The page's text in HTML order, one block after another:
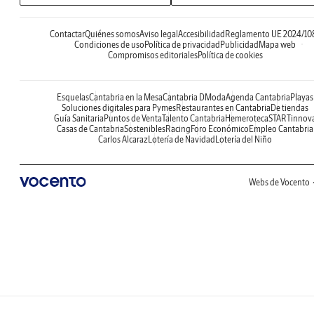
ContactarQuiénes somosAviso legalAccesibilidadReglamento UE 2024/
Condiciones de usoPolítica de privacidadPublicidadMapa web
Compromisos editorialesPolítica de cookies
EsquelasCantabria en la MesaCantabria DModaAgenda CantabriaPlayas
Soluciones digitales para PymesRestaurantes en CantabriaDe tiendas
Guía SanitariaPuntos de VentaTalento CantabriaHemeroteca
Casas de CantabriaSosteniblesRacingForo EconómicoEmpleo Cantabria
Carlos AlcarazLotería de NavidadLotería del Niño
Webs de Vocento